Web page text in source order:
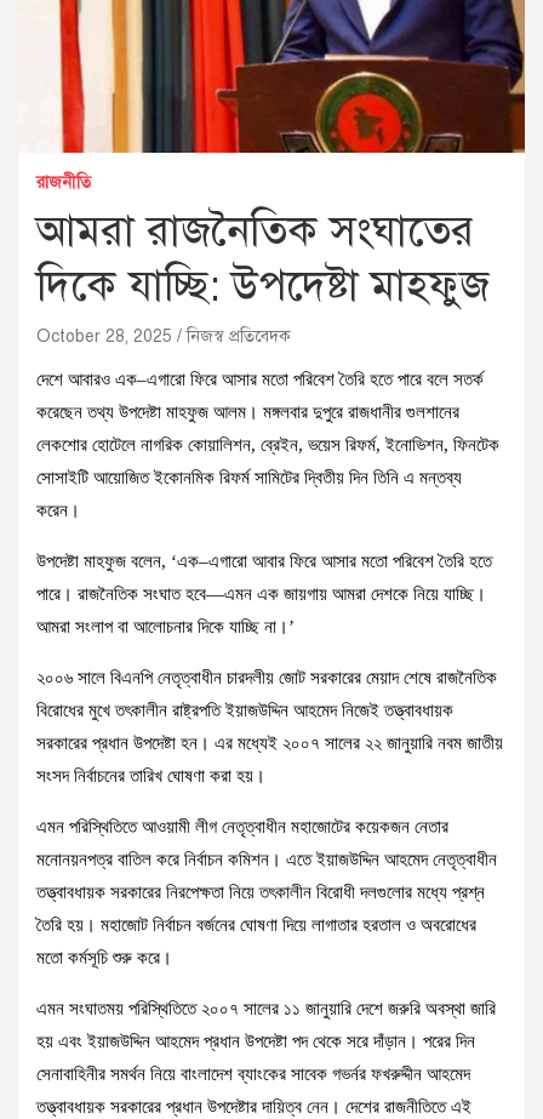
রাজনীতি
আমরা রাজনৈতিক সংঘাতের
দিকে যাচ্ছি: উপদেষ্টা মাহফুজ
October 28, 2025 নিজস্ব প্রতিবেদক
দেশে আবারও এক–এগারো ফিরে আসার মতো পরিবেশ তৈরি হতে পারে বলে সতর্ক
করেছেন তথ্য উপদেষ্টা মাহফুজ আলম। মঙ্গলবার দুপুরে রাজধানীর গুলশানের
লেকশোর হোটেলে নাগরিক কোয়ালিশন, ব্রেইন, ভয়েস রিফর্ম, ইনোভিশন, ফিনটেক
সোসাইটি আয়োজিত ইকোনমিক রিফর্ম সামিটের দ্বিতীয় দিন তিনি এ মন্তব্য
করেন।
উপদেষ্টা মাহফুজ বলেন, ‘এক–এগারো আবার ফিরে আসার মতো পরিবেশ তৈরি হতে
পারে। রাজনৈতিক সংঘাত হবে—এমন এক জায়গায় আমরা দেশকে নিয়ে যাচ্ছি।
আমরা সংলাপ বা আলোচনার দিকে যাচ্ছি না।’
২০০৬ সালে বিএনপি নেতৃত্বাধীন চারদলীয় জোট সরকারের মেয়াদ শেষে রাজনৈতিক
বিরোধের মুখে তৎকালীন রাষ্ট্রপতি ইয়াজউদ্দিন আহমেদ নিজেই তত্ত্বাবধায়ক
সরকারের প্রধান উপদেষ্টা হন। এর মধ্যেই ২০০৭ সালের ২২ জানুয়ারি নবম জাতীয়
সংসদ নির্বাচনের তারিখ ঘোষণা করা হয়।
এমন পরিস্থিতিতে আওয়ামী লীগ নেতৃত্বাধীন মহাজোটের কয়েকজন নেতার
মনোনয়নপত্র বাতিল করে নির্বাচন কমিশন। এতে ইয়াজউদ্দিন আহমেদ নেতৃত্বাধীন
তত্ত্বাবধায়ক সরকারের নিরপেক্ষতা নিয়ে তৎকালীন বিরোধী দলগুলোর মধ্যে প্রশ্ন
তৈরি হয়। মহাজোট নির্বাচন বর্জনের ঘোষণা দিয়ে লাগাতার হরতাল ও অবরোধের
মতো কর্মসূচি শুরু করে।
এমন সংঘাতময় পরিস্থিতিতে ২০০৭ সালের ১১ জানুয়ারি দেশে জরুরি অবস্থা জারি
হয় এবং ইয়াজউদ্দিন আহমেদ প্রধান উপদেষ্টা পদ থেকে সরে দাঁড়ান। পরের দিন
সেনাবাহিনীর সমর্থন নিয়ে বাংলাদেশ ব্যাংকের সাবেক গভর্নর ফখরুদ্দীন আহমেদ
তত্ত্বাবধায়ক সরকারের প্রধান উপদেষ্টার দায়িত্ব নেন। দেশের রাজনীতিতে এই